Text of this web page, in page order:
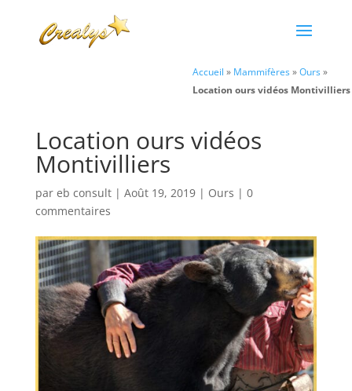
Accueil » Mammifères»Ours»
Location ours vidéos Montivilliers
Location ours vidéos
Montivilliers
par eb consult| Août 19, 2019| Ours | 0
commentaires